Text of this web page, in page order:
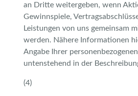
an Dritte weitergeben, wenn
Gewinnspiele,
Leistungen von uns gemeinsam
werden. Nähere Informationen
Angabe Ihrer
untenstehend in der
(4)